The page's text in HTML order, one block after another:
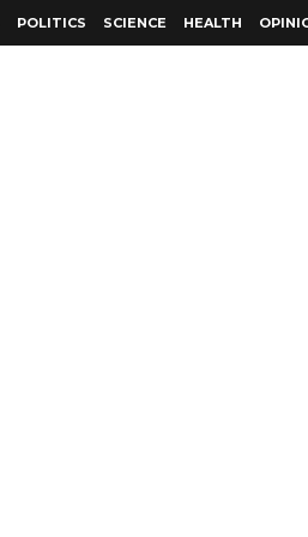
POLITICS SCIENCE HEALTH